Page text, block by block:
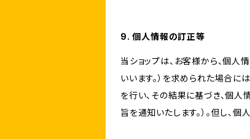
9. 個人情報の訂正等
当ショップは、お客様から、個
いいます。）を求められた場合
を行い、その結果に基づき、個
旨を通知いたします。）。但し、